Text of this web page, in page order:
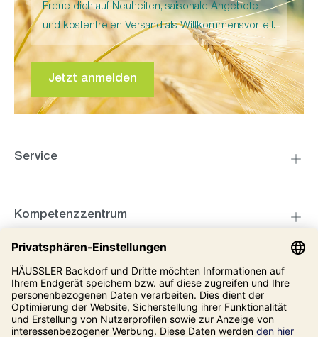
Freue dich auf Neuheiten, saisonale Angebote
und kostenfreien Versand als Willkommensvorteil.
Jetzt anmelden
Service
Kompetenzzentrum
Informationen
Unsere Adresse